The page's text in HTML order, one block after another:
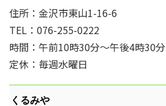
住所：金沢市東山1-16-6
TEL：076-255-0222
時間：午前10時30分～午後4時30分
定休：毎週水曜日
くるみや